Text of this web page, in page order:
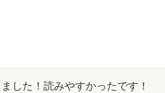
した！読みやすかったです！